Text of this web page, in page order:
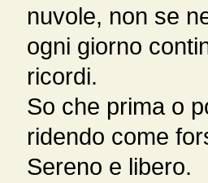
nuvole, non se
ogni giorno
ricordi.
So che prima o
ridendo come
Sereno e libero.